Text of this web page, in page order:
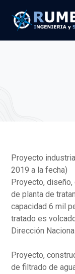
Proyecto
2019 a la fecha)
Proyecto,
de planta de
capacidad 6 mil
tratado es
Dirección
Proyecto,
de filtrado de